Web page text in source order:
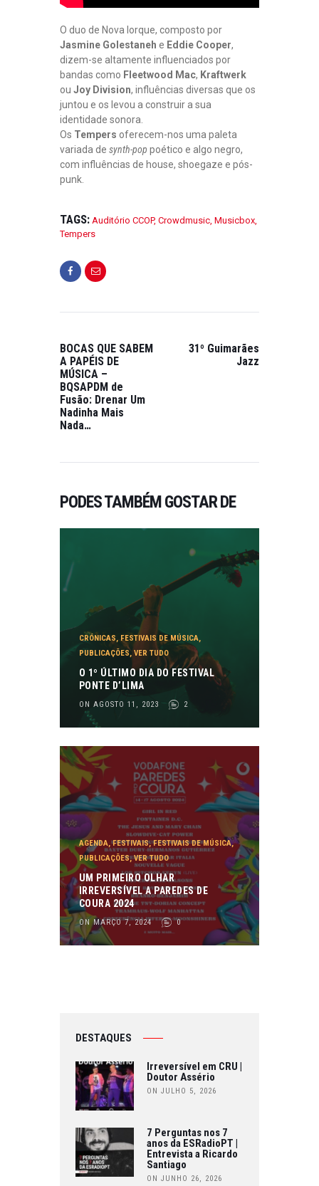
O duo de Nova Iorque, composto por
Jasmine Golestaneh e Eddie Cooper,
dizem-se altamente influenciados por
bandas como Fleetwood Mac, Kraftwerk
ou Joy Division, influências diversas que os
juntou e os levou a construir a sua
identidade sonora.
Os Tempers oferecem-nos uma paleta
variada de synth-pop poético e algo negro,
com influências de house, shoegaze e pós-
punk.
TAGS: Auditório CCOP, Crowdmusic, Musicbox,
Tempers
BOCAS QUE SABEM
A PAPÉIS DE
MÚSICA –
BQSAPDM de
Fusão: Drenar Um
Nadinha Mais
Nada…
31º Guimarães
Jazz
PODES TAMBÉM GOSTAR DE
CRÓNICAS, FESTIVAIS DE MÚSICA,
PUBLICAÇÕES, VER TUDO
O 1º ÚLTIMO DIA DO FESTIVAL
PONTE D’LIMA
ON AGOSTO 11, 2023 2
AGENDA,FESTIVAIS,FESTIVAIS DE MÚSICA,
PUBLICAÇÕES,VER TUDO
UM PRIMEIRO OLHAR
IRREVERSÍVEL A PAREDES DE
COURA 2024
ON MARÇO 7, 2024 0
DESTAQUES
Irreversível em CRU |
Doutor Assério
ON JULHO 5, 2026
7 Perguntas nos 7
anos da ESRadioPT |
Entrevista a Ricardo
Santiago
ON JUNHO 26, 2026